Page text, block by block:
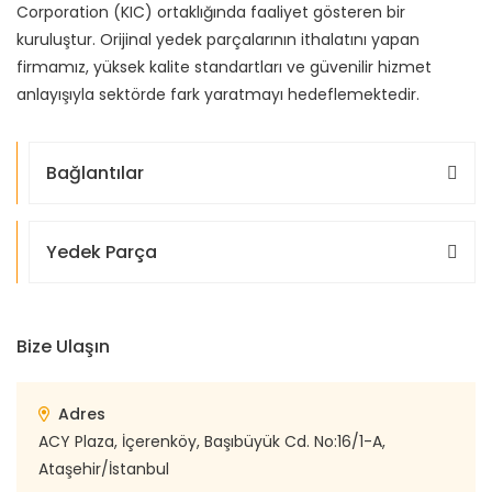
Corporation (KIC) ortaklığında faaliyet gösteren bir
kuruluştur. Orijinal yedek parçalarının ithalatını yapan
firmamız, yüksek kalite standartları ve güvenilir hizmet
anlayışıyla sektörde fark yaratmayı hedeflemektedir.
Bağlantılar
Yedek Parça
Bize Ulaşın
Adres
ACY Plaza, İçerenköy, Başıbüyük Cd. No:16/1-A,
Ataşehir/İstanbul